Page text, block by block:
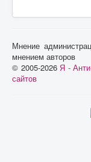
Мнение
мнением авторов
© 2005-2026Я -
сайтов